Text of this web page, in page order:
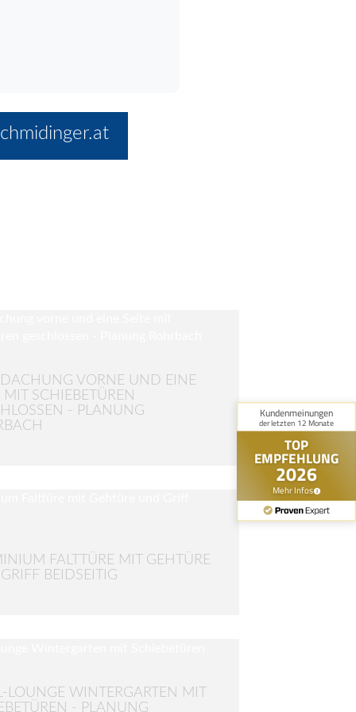
VORNE UND EINE
MIT SCHIEBETÜREN
- PLANUNG
FALTTÜRE MIT GEHTÜRE
BEIDSEITIG
LOUNGE WINTERGARTEN MIT
- PLANUNG